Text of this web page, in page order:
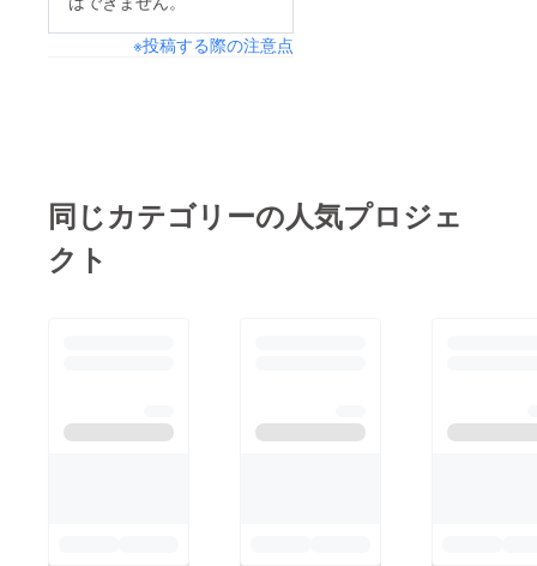
る予定です。支援者の
張ります。今後ともよ
ろしくお願い申し上げ
※投稿する際の注意点
同じカテゴリーの人気プロジェ
クト